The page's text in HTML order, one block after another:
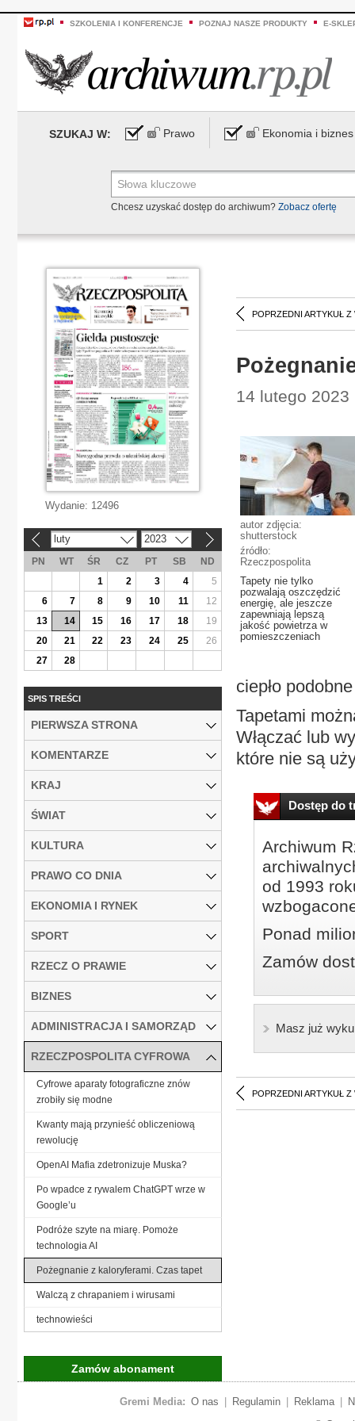
SZKOLENIA I KONFERENCJE POZNAJ NASZE PRODUKTY E-
SZUKAJ W: Prawo Ekonomia i biznes
Chcesz uzyskać dostęp do archiwum? Zobacz ofertę
POPRZEDNI ARTYKUŁ Z
14 lutego
autor zdjęcia:
shutterstock
źródło:
Rzeczpospolita
Tapety nie tylko
pozwalają oszczędzić
energię, ale jeszcze
zapewniają lepszą
jakość powietrza w
pomieszczeniach
ciepło
Tapetami
Włączać lub
które nie są
Dostęp do
Archiwum
od 1993
Ponad
Zamów
Masz już
POPRZEDNI ARTYKUŁ Z
Wydanie: 12496
luty 2023
PN WT ŚR CZ PT SB
ND
1
2 3 4
5
6
7 8 9 10 11
12
13
14 15 16 17 18
19
20
21 22 23 24 25
26
27
28
SPIS TREŚCI
PIERWSZA STRONA
KOMENTARZE
KRAJ
ŚWIAT
KULTURA
PRAWO CO DNIA
EKONOMIA I RYNEK
SPORT
RZECZ O PRAWIE
BIZNES
ADMINISTRACJA I SAMORZĄD
RZECZPOSPOLITA CYFROWA
Cyfrowe aparaty fotograficzne znów
zrobiły się modne
Kwanty mają przynieść obliczeniową
rewolucję
OpenAI Mafia zdetronizuje Muska?
Po wpadce z rywalem ChatGPT wrze w
Google’u
Podróże szyte na miarę. Pomoże
technologia AI
Pożegnanie z kaloryferami. Czas tapet
Walczą z chrapaniem i wirusami
technowieści
Zamów abonament
Gremi Media: O nas Regulamin Reklama